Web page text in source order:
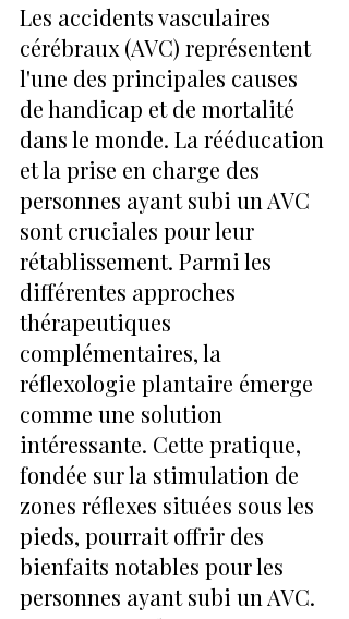
Les accidents vasculaires
cérébraux (AVC) représentent
l'une des principales causes
de handicap et de mortalité
dans le monde. La rééducation
et la prise en charge des
personnes ayant subi un AVC
sont cruciales pour leur
rétablissement. Parmi les
différentes approches
thérapeutiques
complémentaires, la
réflexologie plantaire émerge
comme une solution
intéressante. Cette pratique,
fondée sur la stimulation de
zones réflexes situées sous les
pieds, pourrait offrir des
bienfaits notables pour les
personnes ayant subi un AVC.